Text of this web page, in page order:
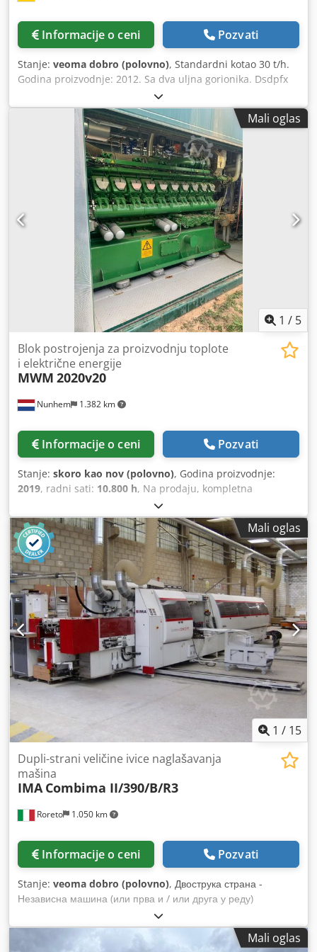
preferencija filma. Uključujući i zamenu 5-sloj duva glavu
FSBK sa IBC, rezervni valjci, prstenasti jaz ventilator sa
terminala. Dokumentacija dostupna. Moguća je inspekcija
na licu mesta. Dkodpfsv T An Sox Acyjr
Informacije o ceni Pozvati
Stanje: veoma dobro (polovno), Standardni kotao 30 t/h.
Godina proizvodnje: 2012. Sa dva uljna gorionika. Dsdpfx
Mali oglas
1 / 5
Nunhem 1.382 km
Blok postrojenja za proizvodnju toplote
i električne energije
MWM 2020v20
Informacije o ceni Pozvati
Stanje: skoro kao nov (polovno), Godina proizvodnje:
2019, radni sati: 10.800 h, Na prodaju, kompletna
kontejnerska CHP jedinica. Dimenzije: 17x3x3,5 m (DxŠxV).
Sa MWM gasnim generatorom. Brend: MWM. Model: 2020
V20. Godina proizvodnje: 2019. Snaga: 2000 kW. Napon:
400 V. Radnih sati: 10.800. U besprekornom stanju,
spremna za momentalnu upotrebu. Opremljena hitnim
hladnjakom i izmenjivačem toplote izduvnih gasova.
Dksdey Him Tspfx Acysr
Mali oglas
1 / 15
Roreto 1.050 km
Dupli-strani veličine ivice naglašavanja
mašina
IMA Combima II/390/B/R3
Informacije o ceni Pozvati
Stanje: veoma dobro (polovno), Двострука страна -
Независна машина (или прва и / или друга у реду)
Дебљина ивица (мин. / Макс.) Мм 0,3 / 3 Дебљина ивица у
траке / преклопи (Мин / мак) мм 3/10 плоча дебљина (мин /
мак) мм 8/60 Радна ширина (мин / мак) мм 236/3300Mali oglas